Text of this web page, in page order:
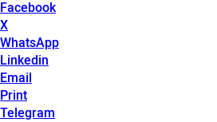
Facebook
X
WhatsApp
Linkedin
Email
Print
Telegram